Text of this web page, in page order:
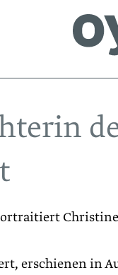
erschienen in